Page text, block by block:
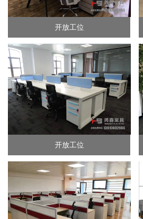
开放工位
开放工位